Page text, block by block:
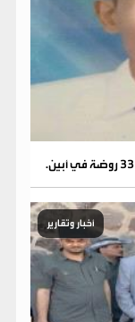
أخبار وتقارير